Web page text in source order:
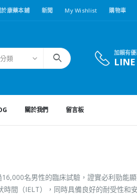
於康藥本鋪 新聞 My Wishlist 購物車
類
加賴有
關於我們 留言板
名男性的臨床試驗，證實必利勁能
間（IELT），同時具備良好的耐受性和